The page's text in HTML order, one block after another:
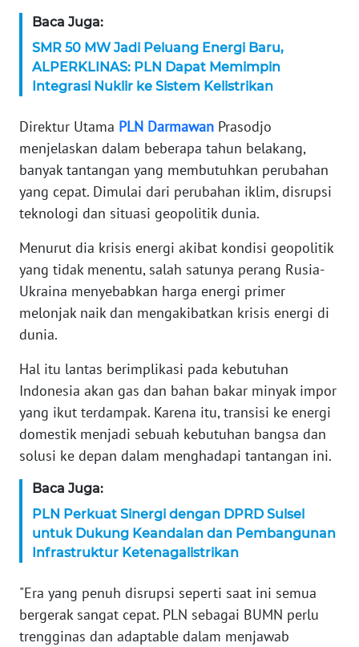
Baca Juga:
SMR 50 MW Jadi Peluang Energi Baru,
ALPERKLINAS: PLN Dapat Memimpin
Integrasi Nuklir ke Sistem Kelistrikan
Direktur Utama PLN Darmawan Prasodjo
menjelaskan dalam beberapa tahun belakang,
banyak tantangan yang membutuhkan perubahan
yang cepat. Dimulai dari perubahan iklim, disrupsi
teknologi dan situasi geopolitik dunia.
Menurut dia krisis energi akibat kondisi geopolitik
yang tidak menentu, salah satunya perang Rusia-
Ukraina menyebabkan harga energi primer
melonjak naik dan mengakibatkan krisis energi di
dunia.
Hal itu lantas berimplikasi pada kebutuhan
Indonesia akan gas dan bahan bakar minyak impor
yang ikut terdampak. Karena itu, transisi ke energi
domestik menjadi sebuah kebutuhan bangsa dan
solusi ke depan dalam menghadapi tantangan ini.
Baca Juga:
PLN Perkuat Sinergi dengan DPRD Sulsel
untuk Dukung Keandalan dan Pembangunan
Infrastruktur Ketenagalistrikan
"Era yang penuh disrupsi seperti saat ini semua
bergerak sangat cepat. PLN sebagai BUMN perlu
trengginas dan adaptable dalam menjawab
SUMUT
WN
JAKARTA
WN
JABAR
WN
BANTEN
WN
WN
KEPRI
WN
WN
PAPUA
BARAT
RIAU
WN
WN
JAMBI